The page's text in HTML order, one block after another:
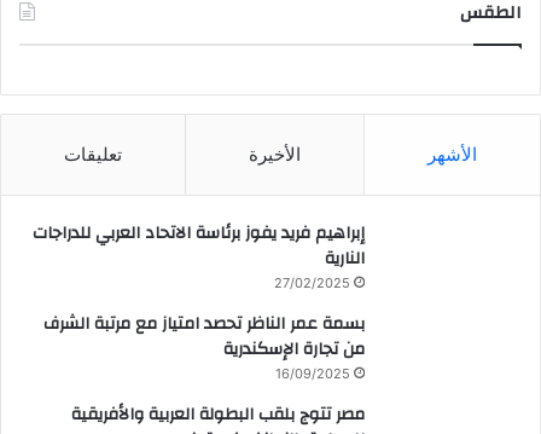
الطقس
الأشهر الأخيرة تعليقات
إبراهيم فريد يفوز برئاسة الاتحاد العربي للدراجات
النارية
27/02/2025
بسمة عمر الناظر تحصد امتياز مع مرتبة الشرف
من تجارة الإسكندرية
16/09/2025
مصر تتوج بلقب البطولة العربية والأفريقية